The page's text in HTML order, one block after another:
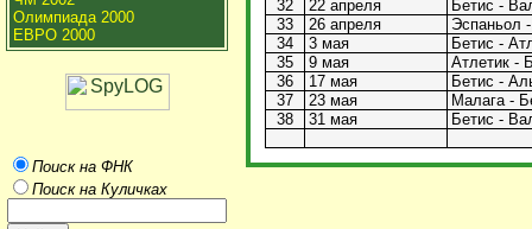
Олимпиада 2000
ЕВРО 2000
Поиск на ФНК
Поиск на Куличках
32
22 апреля
Бетис -
33
26 апреля
Эспаньол
34
3 мая
Бетис -
35
9 мая
Атлетик -
36
17 мая
Бетис -
37
23 мая
Малага -
38
31 мая Бетис -